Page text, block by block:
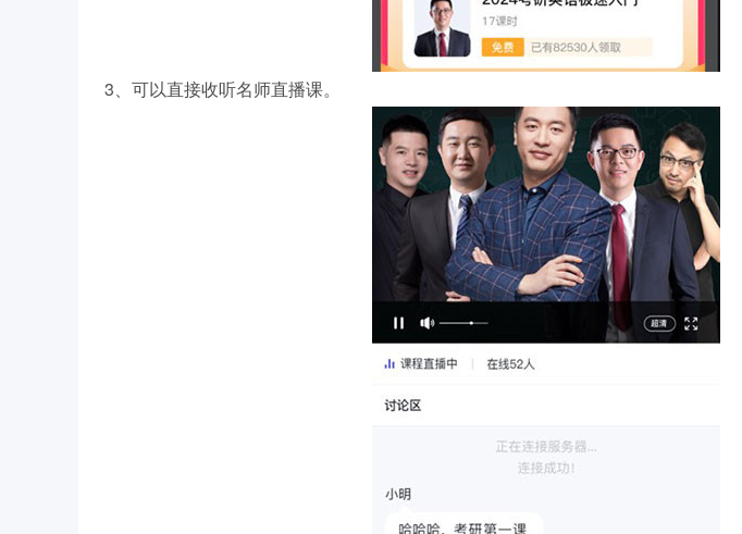
3、可以直接收听名师直播课。